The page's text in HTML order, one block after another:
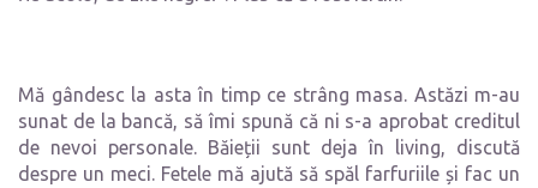
Mă gândesc la asta în timp ce strâng masa. Astăzi m-au
sunat de la bancă, să îmi spună că ni s-a aprobat creditul
de nevoi personale. Băieții sunt deja în living, discută
despre un meci. Fetele mă ajută să spăl farfuriile și fac un